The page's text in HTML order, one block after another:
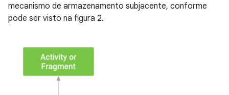
mecanismo de armazenamento subjacente, conforme
pode ser visto na figura 2.